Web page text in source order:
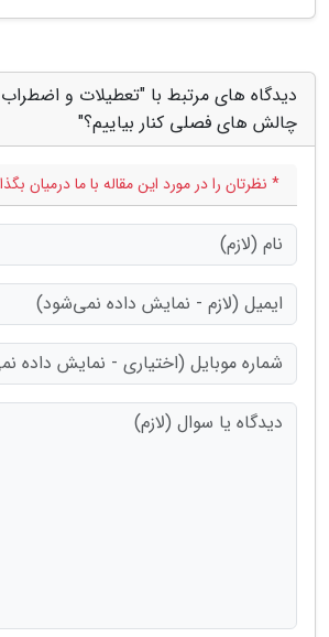
دیدگاه های مرتبط با "تعطیلات و
چالش های فصلی کنار بیاییم؟"
* نظرتان را در مورد این مقاله با ما درمیان